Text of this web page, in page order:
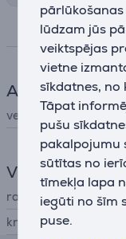
lūdzam jūs
veiktspējas
vietne
sīkdatnes,
Tāpat
pušu
pakalpojumu
sūtītas no
tīmekļa lapa
iegūti no šīm
puse.
Aksesuāri
veids
Vispārējais
ražotājs
krāsa